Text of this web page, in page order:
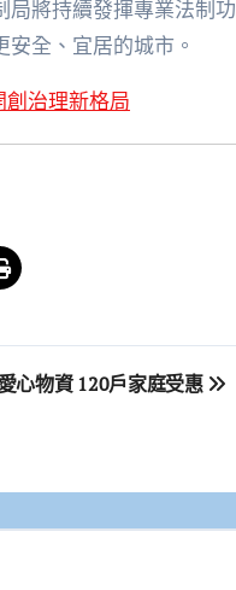
局將持續發揮專業法制功
全、宜居的城市。
治理新格局
心物資 120戶家庭受惠